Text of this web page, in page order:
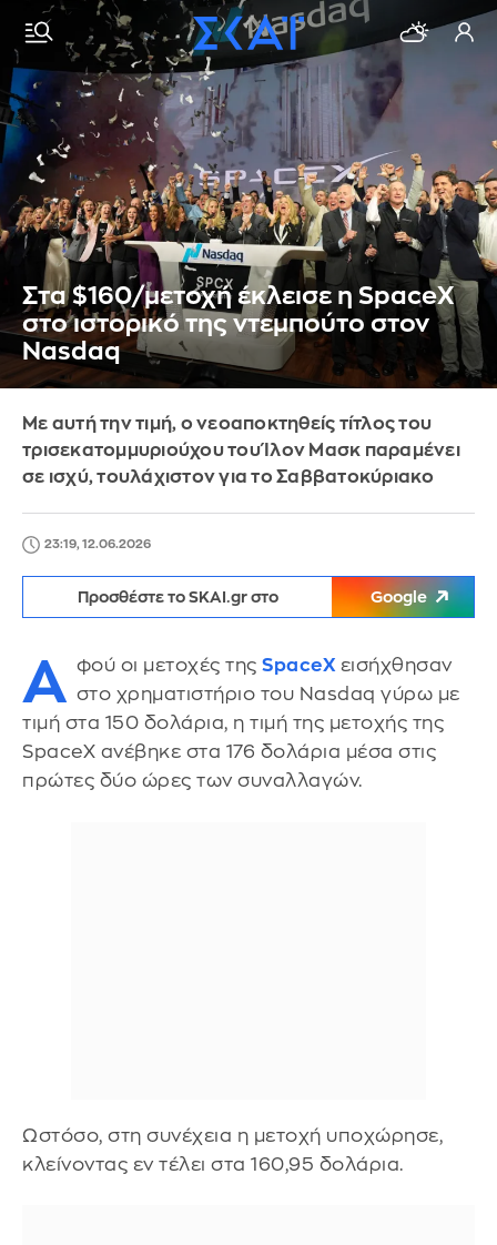
Στα $160/μετοχή έκλεισε η SpaceX
στο ιστορικό της ντεμπούτο στον
Nasdaq
Με αυτή την τιμή, ο νεοαποκτηθείς τίτλος του
τρισεκατομμυριούχου του Ίλον Μασκ παραμένει
σε ισχύ, τουλάχιστον για το Σαββατοκύριακο
23:19, 12.06.2026
Προσθέστε το SKAI.gr στο Google
Α φού οι μετοχές της SpaceX εισήχθησαν
στο χρηματιστήριο του Nasdaq γύρω με
τιμή στα 150 δολάρια, η τιμή της μετοχής της
SpaceX ανέβηκε στα 176 δολάρια μέσα στις
πρώτες δύο ώρες των συναλλαγών.
Ωστόσο, στη συνέχεια η μετοχή υποχώρησε,
κλείνοντας εν τέλει στα 160,95 δολάρια.